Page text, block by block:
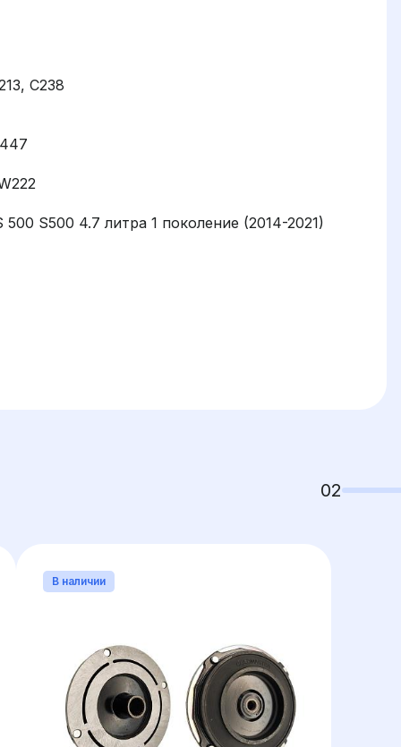
C238
S500 4.7 литра 1 поколение (2014-2021)
02
В наличии